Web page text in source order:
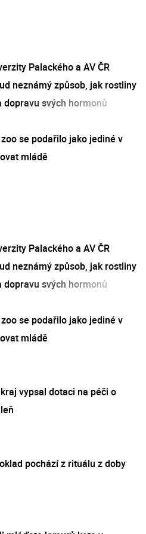
Palackého a AV ČR
neznámý způsob, jak rostliny
dopravu svých hormonů
se podařilo jako jediné v
mládě
Palackého a AV ČR
neznámý způsob, jak rostliny
dopravu svých hormonů
se podařilo jako jediné v
mládě
vypsal dotaci na péči o
pochází z rituálu z doby